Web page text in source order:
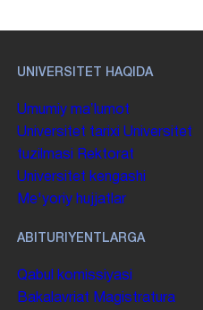
UNIVERSITET HAQIDA
Umumiy maʼlumot
Universitet tarixi Universitet
tuzilmasi
Rektorat
Universitet kengashi
Me'yoriy hujjatlar
ABITURIYENTLARGA
Qabul komissiyasi
Bakalavriat Magistratura